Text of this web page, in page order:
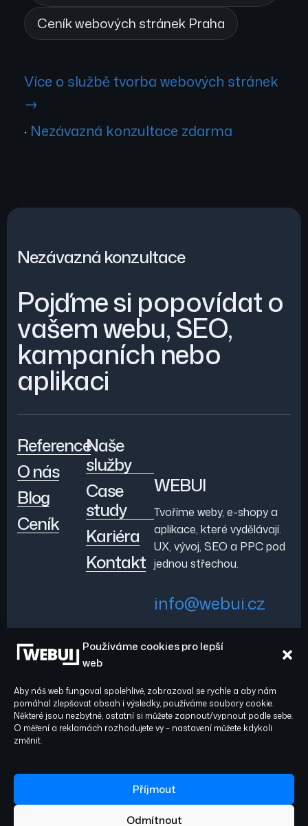
Používáme cookies pro lepší
web
Aby náš web fungoval spolehlivě, zobrazoval se rychle a aby nám
pomáhal zlepšovat obsah i výsledky, používáme soubory cookie.
Některé jsou nezbytné, ostatní si můžete zapnout/vypnout podle sebe.
O měření a reklamách rozhodujete vy – nastavení můžete kdykoli
změnit.
Příjmout
Odmítnout
Ceník webových stránek Praha
Více o službě tvorba webových stránek
→
· Nezávazná konzultace zdarma
Nezávazná konzultace
Pojďme si popovídat o
vašem webu, SEO,
kampaních nebo
aplikaci
Reference
O nás
Blog
Ceník
Naše
služby
Case
study
Kariéra
Kontakt
WEBUI
Tvoříme weby, e-shopy a
aplikace, které vydělávají.
UX, vývoj, SEO a PPC pod
jednou střechou.
info@webui.cz
+420 778 029 782
© 2026 WEBUI. Všechna
Sledujte nás: